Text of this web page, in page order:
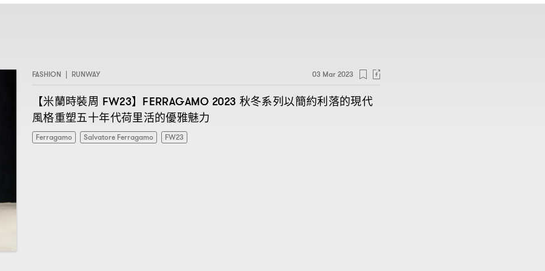
FASHION | RUNWAY 03 Mar 2023
【米蘭時裝周 FW23】 FERRAGAMO 2023 秋冬系列以簡約利落的現代
風格重塑五十年代荷里活的優雅魅力
Ferragamo Salvatore Ferragamo FW23